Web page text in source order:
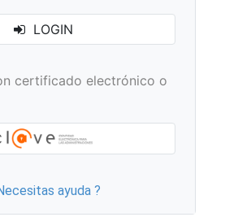
LOGIN
certificado electrónico o
ayuda ?